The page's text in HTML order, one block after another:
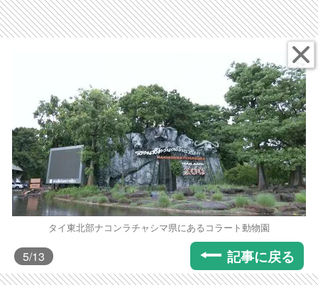
タイ東北部ナコンラチャシマ県にあるコラート動物園
5/13 記事に戻る